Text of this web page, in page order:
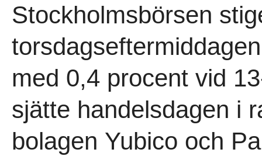
Stockholmsbörsen
med 0,4 procent vid
sjätte handelsdagen i
bolagen Yubico och